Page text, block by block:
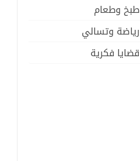
طبخ وطعام
رياضة وتسالي
قضايا فكرية